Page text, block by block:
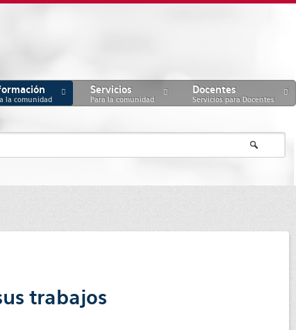
la comunidad
Servicios
Para la comunidad
Docentes
Servicios para Docentes
trabajos